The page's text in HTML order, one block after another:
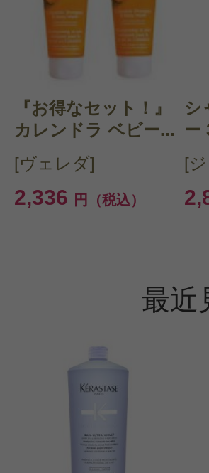
『お得なセット！』
カレンドラ ベビー...
[ヴェレダ]
2,336 円（税込）
シ
ー
[
最近